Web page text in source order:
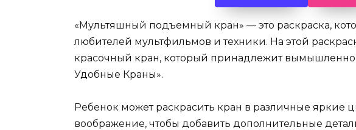
«Мультяшный подъемный кран» — это раскраска,
любителей мультфильмов и техники. На этой
красочный кран, который принадлежит
Удобные Краны».
Ребенок может раскрасить кран в различные яркие
воображение, чтобы добавить дополнительные